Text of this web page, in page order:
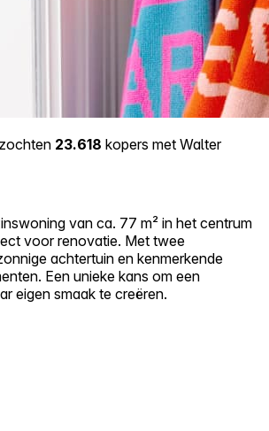
23.618 kopers met Walter
van ca. 77 m² in het centrum
voor renovatie. Met twee
achtertuin en kenmerkende
Een unieke kans om een
eigen smaak te creëren.